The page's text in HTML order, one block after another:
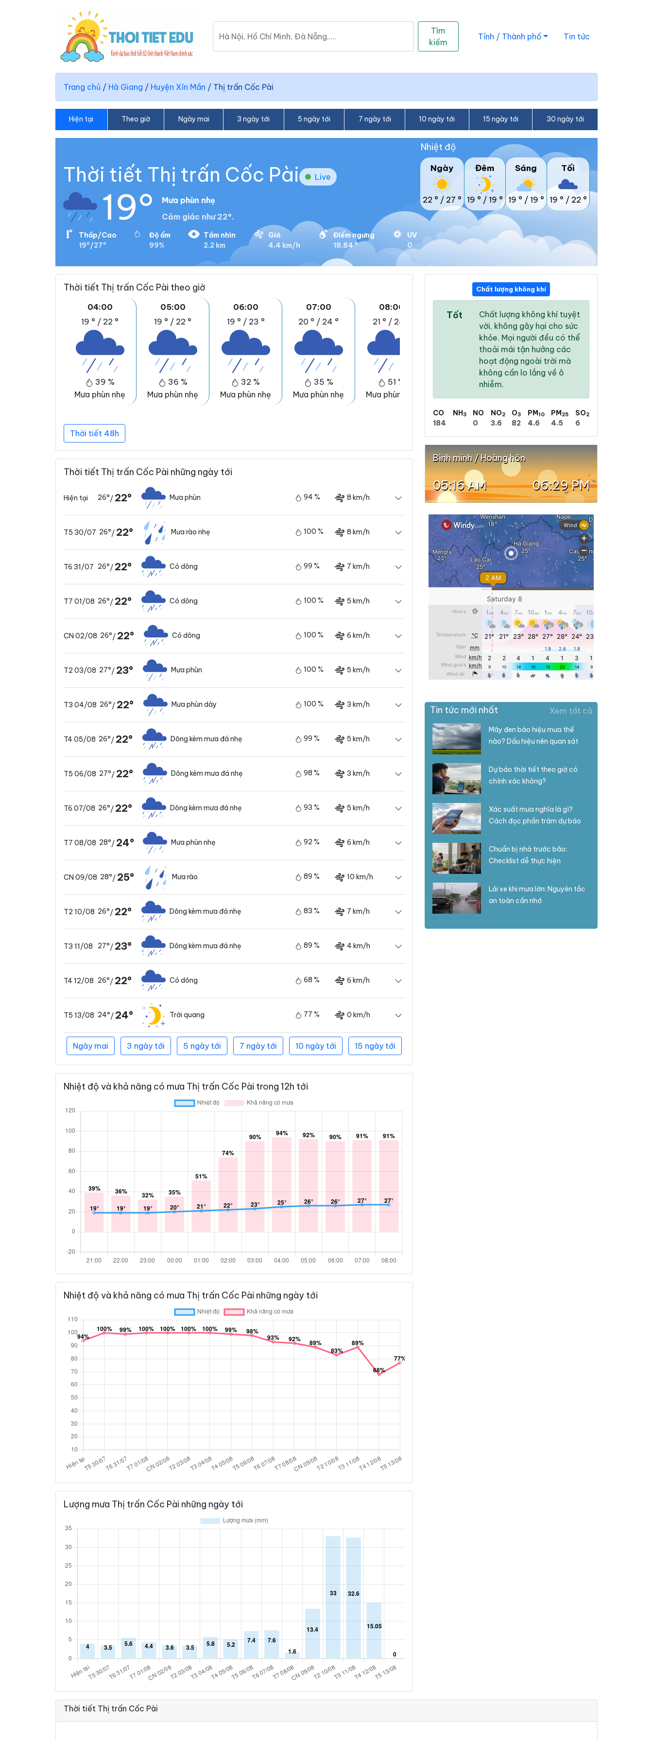
Tìm
kiếm
Tỉnh / Thành phố Tin tức
Trang chủ / Hà Giang / Huyện Xín Mần / Thị trấn Cốc Pài
Hiện tại Theo giờ Ngày mai 3 ngày tới 5 ngày tới 7 ngày tới 10 ngày tới 15 ngày tới 30 ngày tới
Thời tiết Thị trấn Cốc Pài Live
19°
Mưa phùn nhẹ
Cảm giác như 22°.
Thấp/Cao
19°/27°
Độ ẩm
99%
Tầm nhìn
2.2 km
Gió
4.4 km/h
Điểm ngưng
18.84 °
UV
0
Nhiệt độ
Ngày
22 ° / 27 °
Đêm
19 ° / 19 °
Sáng
19 ° / 19 °
Tối
19 ° / 22 °
Thời tiết Thị trấn Cốc Pài theo giờ
04:00
19 ° / 22 °
39 %
Mưa phùn nhẹ
05:00
19 ° / 22 °
36 %
Mưa phùn nhẹ
06:00
19 ° / 23 °
32 %
Mưa phùn nhẹ
07:00
20 ° / 24 °
35 %
Mưa phùn nhẹ
08:00
21 ° / 24 °
51 %
Mưa phùn nhẹ
22 ° /
23 °
/27 °
Thời tiết 48h
Thời tiết Thị trấn Cốc Pài những ngày tới
Hiện tại 26°/ 22° Mưa phùn 94 % 8 km/h
T5 30/07 26°/ 22° Mưa rào nhẹ 100 % 8 km/h
T6 31/07 26°/ 22° Có dông 99 % 7 km/h
T7 01/08 26°/ 22° Có dông 100 % 5 km/h
CN 02/08 26°/ 22° Có dông 100 % 6 km/h
T2 03/08 27°/ 23° Mưa phùn 100 % 5 km/h
T3 04/08 26°/ 22° Mưa phùn dày 100 % 3 km/h
T4 05/08 26°/ 22° Dông kèm mưa đá nhẹ 99 % 5 km/h
T5 06/08 27°/ 22° Dông kèm mưa đá nhẹ 98 % 3 km/h
T6 07/08 26°/ 22° Dông kèm mưa đá nhẹ 93 % 5 km/h
T7 08/08 28°/ 24° Mưa phùn nhẹ 92 % 6 km/h
CN 09/08 28°/ 25° Mưa rào 89 % 10 km/h
T2 10/08 26°/ 22° Dông kèm mưa đá nhẹ 83 % 7 km/h
T3 11/08 27°/ 23° Dông kèm mưa đá nhẹ 89 % 4 km/h
T4 12/08 26°/ 22° Có dông 68 % 6 km/h
T5 13/08 24°/ 24° Trời quang 77 % 0 km/h
Ngày mai 3 ngày tới 5 ngày tới 7 ngày tới 10 ngày tới 15 ngày tới
Nhiệt độ và khả năng có mưa Thị trấn Cốc Pài trong 12h tới
Nhiệt độ và khả năng có mưa Thị trấn Cốc Pài những ngày tới
Lượng mưa Thị trấn Cốc Pài những ngày tới
Chất lượng không khí
Tốt
Chất lượng không khí tuyệt
vời, không gây hại cho sức
khỏe. Mọi người đều có thể
thoải mái tận hưởng các
hoạt động ngoài trời mà
không cần lo lắng về ô
nhiễm.
CO
184
NH3
NO
0
NO2
3.6
O3
82
PM10
4.6
PM25
4.5
SO2
6
Bình minh / Hoàng hôn
05:16 AM 06:29 PM
Tin tức mới nhất Xem tất cả
Mây đen báo hiệu mưa thế
nào? Dấu hiệu nên quan sát
Dự báo thời tiết theo giờ có
chính xác không?
Xác suất mưa nghĩa là gì?
Cách đọc phần trăm dự báo
Chuẩn bị nhà trước bão:
Checklist dễ thực hiện
Lái xe khi mưa lớn: Nguyên tắc
an toàn cần nhớ
Thời tiết Thị trấn Cốc Pài